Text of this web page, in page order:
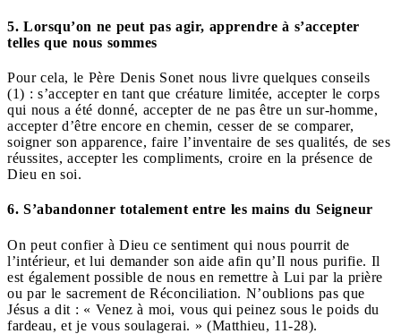
5. Lorsqu’on ne peut pas agir, apprendre à s’accepter
telles que nous sommes
Pour cela, le Père Denis Sonet nous livre quelques conseils
(1) : s’accepter en tant que créature limitée, accepter le corps
qui nous a été donné, accepter de ne pas être un sur-homme,
accepter d’être encore en chemin, cesser de se comparer,
soigner son apparence, faire l’inventaire de ses qualités, de ses
réussites, accepter les compliments, croire en la présence de
Dieu en soi.
6. S’abandonner totalement entre les mains du Seigneur
On peut confier à Dieu ce sentiment qui nous pourrit de
l’intérieur, et lui demander son aide afin qu’Il nous purifie. Il
est également possible de nous en remettre à Lui par la prière
ou par le sacrement de Réconciliation. N’oublions pas que
Jésus a dit : « Venez à moi, vous qui peinez sous le poids du
fardeau, et je vous soulagerai. » (Matthieu, 11-28).